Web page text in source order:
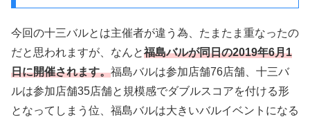
今回の十三バルとは主催者が違う為、たまたま重なったの
だと思われますが、なんと福島バルが同日の2019年6月1
日に開催されます。福島バルは参加店舗76店舗、十三バ
ルは参加店舗35店舗と規模感でダブルスコアを付ける形
となってしまう位、福島バルは大きいバルイベントになる